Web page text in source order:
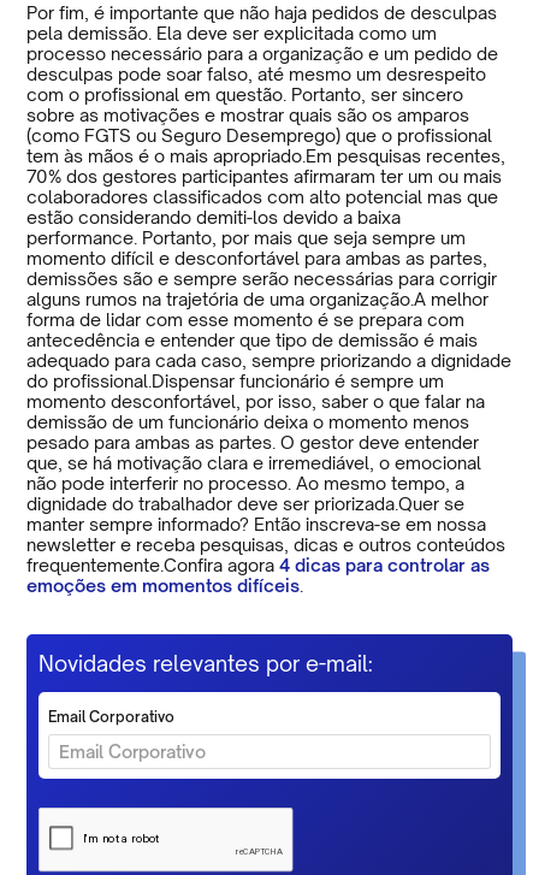
Por fim, é importante que não haja pedidos de desculpas
pela demissão. Ela deve ser explicitada como um
processo necessário para a organização e um pedido de
desculpas pode soar falso, até mesmo um desrespeito
com o profissional em questão. Portanto, ser sincero
sobre as motivações e mostrar quais são os amparos
(como FGTS ou Seguro Desemprego) que o profissional
tem às mãos é o mais apropriado.Em pesquisas recentes,
70% dos gestores participantes afirmaram ter um ou mais
colaboradores classificados com alto potencial mas que
estão considerando demiti-los devido a baixa
performance. Portanto, por mais que seja sempre um
momento difícil e desconfortável para ambas as partes,
demissões são e sempre serão necessárias para corrigir
alguns rumos na trajetória de uma organização.A melhor
forma de lidar com esse momento é se prepara com
antecedência e entender que tipo de demissão é mais
adequado para cada caso, sempre priorizando a dignidade
do profissional.Dispensar funcionário é sempre um
momento desconfortável, por isso, saber o que falar na
demissão de um funcionário deixa o momento menos
pesado para ambas as partes. O gestor deve entender
que, se há motivação clara e irremediável, o emocional
não pode interferir no processo. Ao mesmo tempo, a
dignidade do trabalhador deve ser priorizada.Quer se
manter sempre informado? Então inscreva-se em nossa
newsletter e receba pesquisas, dicas e outros conteúdos
frequentemente.Confira agora4 dicas para controlar as
emoções em momentos difíceis
Novidades relevantes por e-mail:
Email Corporativo